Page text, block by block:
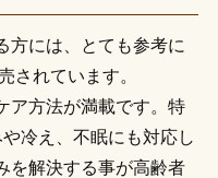
方には、とても参考に
されています。
ア方法が満載です。特
冷え、不眠にも対応し
を解決する事が高齢者